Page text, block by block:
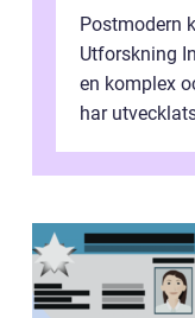
Postmodern
Utforskning
en komplex
har